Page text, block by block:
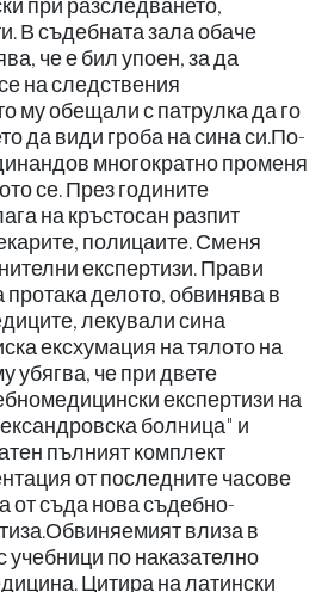
В съдебната зала обаче
че е бил упоен, за да
на следствения
му обещали с патрулка да го
да види гроба на сина си.По-
многократно променя
се. През годините
на кръстосан разпит
полицаите. Сменя
експертизи. Прави
делото, обвинява в
лекували сина
ексхумация на тялото на
убягва, че при двете
експертизи на
болница" и
пълният комплект
от последните часове
от съда нова съдебно-
влиза в
учебници по наказателно
Цитира на латински